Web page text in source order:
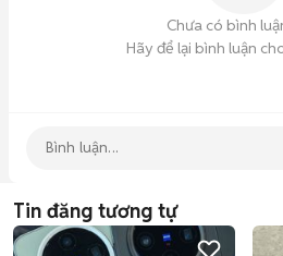
Chưa có bình
Hãy để lại bình luận
Tin đăng tương tự